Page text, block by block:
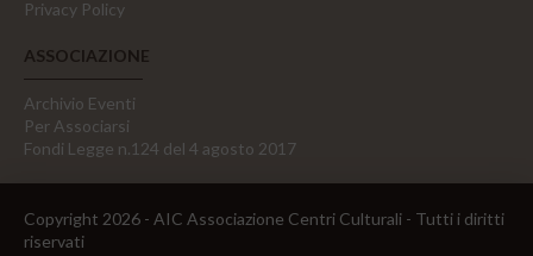
Privacy Policy
ASSOCIAZIONE
Archivio Eventi
Per Associarsi
Fondi Legge n.124 del 4 agosto 2017
Copyright 2026 - AIC Associazione Centri Culturali - Tutti i diritti
riservati